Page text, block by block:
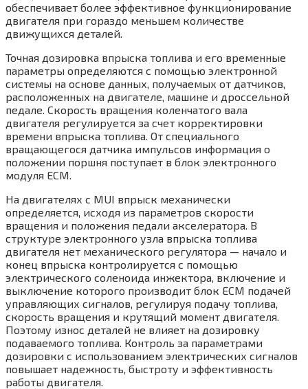
обеспечивает более эффективное функционирование
двигателя при гораздо меньшем количестве
движущихся деталей.
Точная дозировка впрыска топлива и его временные
параметры определяются с помощью электронной
системы на основе данных, получаемых от датчиков,
расположенных на двигателе, машине и дроссельной
педале. Скорость вращения коленчатого вала
двигателя регулируется за счет корректировки
времени впрыска топлива. От специального
вращающегося датчика импульсов информация о
положении поршня поступает в блок электронного
модуля ЕСМ.
На двигателях с MUI впрыск механически
определяется, исходя из параметров скорости
вращения и положения педали акселератора. В
структуре электронного узла впрыска топлива
двигателя нет механического регулятора — начало и
конец впрыска контролируется с помощью
электрического соленоида инжектора, включение и
выключение которого производит блок ЕСМ подачей
управляющих сигналов, регулируя подачу топлива,
скорость вращения и крутящий момент двигателя.
Поэтому износ деталей не влияет на дозировку
подаваемого топлива. Контроль за параметрами
дозировки с использованием электрических сигналов
повышает надежность, быстроту и эффективность
работы двигателя.